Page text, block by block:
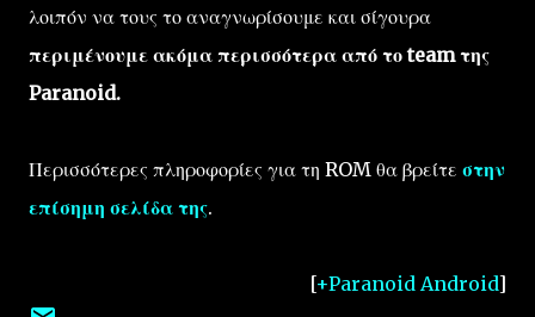
λοιπόν να τους το αναγνωρίσουμε και σίγουρα
περιμένουμε ακόμα περισσότερα από το team της
Paranoid.
Περισσότερες πληροφορίες για τη ROM θα βρείτε στην
επίσημη σελίδα της.
[+Paranoid Android]